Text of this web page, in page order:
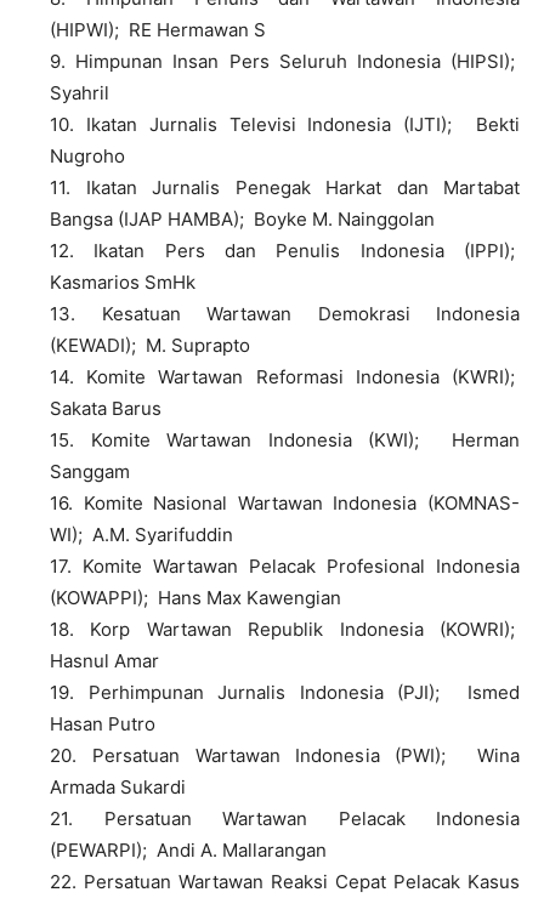
(HIPWI); RE Hermawan S
9. Himpunan Insan Pers Seluruh Indonesia (HIPSI);
Syahril
10. Ikatan Jurnalis Televisi Indonesia (IJTI); Bekti
Nugroho
11. Ikatan Jurnalis Penegak Harkat dan Martabat
Bangsa (IJAP HAMBA); Boyke M. Nainggolan
12. Ikatan Pers dan Penulis Indonesia (IPPI);
Kasmarios SmHk
13. Kesatuan Wartawan Demokrasi Indonesia
(KEWADI); M. Suprapto
14. Komite Wartawan Reformasi Indonesia (KWRI);
Sakata Barus
15. Komite Wartawan Indonesia (KWI); Herman
Sanggam
16. Komite Nasional Wartawan Indonesia (KOMNAS-
WI); A.M. Syarifuddin
17. Komite Wartawan Pelacak Profesional Indonesia
(KOWAPPI); Hans Max Kawengian
18. Korp Wartawan Republik Indonesia (KOWRI);
Hasnul Amar
19. Perhimpunan Jurnalis Indonesia (PJI); Ismed
Hasan Putro
20. Persatuan Wartawan Indonesia (PWI); Wina
Armada Sukardi
21. Persatuan Wartawan Pelacak Indonesia
(PEWARPI); Andi A. Mallarangan
22. Persatuan Wartawan Reaksi Cepat Pelacak Kasus